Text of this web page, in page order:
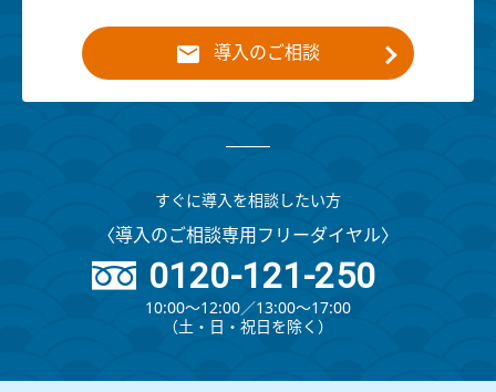
導入のご相談
すぐに導入を相談したい方
〈導入のご相談専用フリーダイヤル〉
0120-121-250
10:00～12:00∕13:00～17:00
（⼟・⽇・祝⽇を除く）